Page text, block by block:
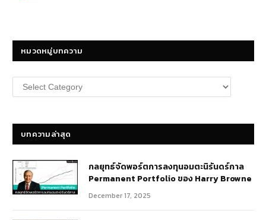
หมวดหมู่บทความ
หมวด
หมู่
บทความล่าสุด
กลยุทธ์​จัดพอร์ตการลงทุนอมตะนิรันดร์กาล
Permanent Portfolio ของ Harry Browne
December 17, 2025